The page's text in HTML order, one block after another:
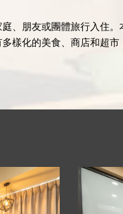
、朋友或團體旅行入住
樣化的美食、商店和超